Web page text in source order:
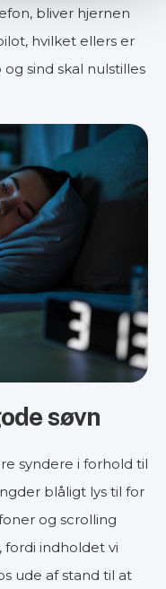
bliver hjernen
hvilket ellers er
sind skal nulstilles
søvn
syndere i forhold til
blåligt lys til for
og scrolling
fordi indholdet vi
ude af stand til at